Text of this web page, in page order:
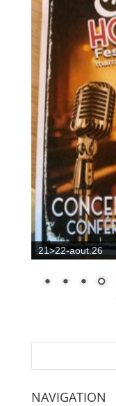
21>22-aout.26
NAVIGATION